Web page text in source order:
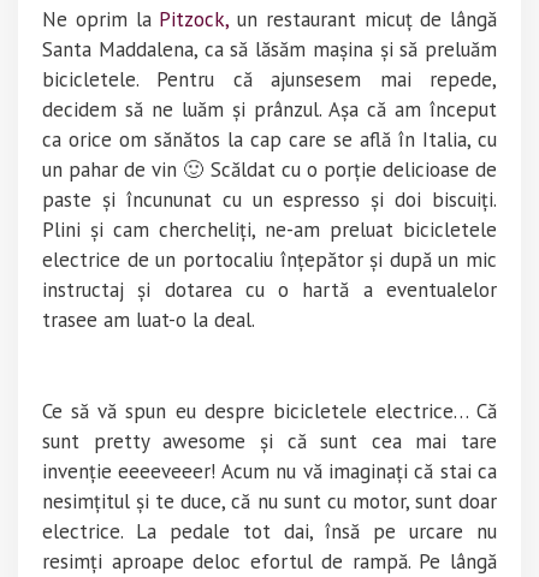
Ne oprim la Pitzock, un restaurant micuț de lângă
Santa Maddalena, ca să lăsăm mașina și să preluăm
bicicletele. Pentru că ajunsesem mai repede,
decidem să ne luăm și prânzul. Așa că am început
ca orice om sănătos la cap care se află în Italia, cu
un pahar de vin 🙂 Scăldat cu o porție delicioase de
paste și încununat cu un espresso și doi biscuiți.
Plini și cam chercheliți, ne-am preluat bicicletele
electrice de un portocaliu înțepător și după un mic
instructaj și dotarea cu o hartă a eventualelor
trasee am luat-o la deal.
Ce să vă spun eu despre bicicletele electrice… Că
sunt pretty awesome și că sunt cea mai tare
invenție eeeeveeer! Acum nu vă imaginați că stai ca
nesimțitul și te duce, că nu sunt cu motor, sunt doar
electrice. La pedale tot dai, însă pe urcare nu
resimți aproape deloc efortul de rampă. Pe lângă